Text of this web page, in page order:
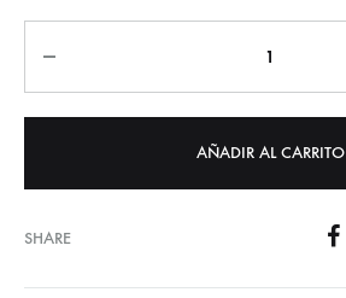
AÑADIR AL CARRITO
SHARE